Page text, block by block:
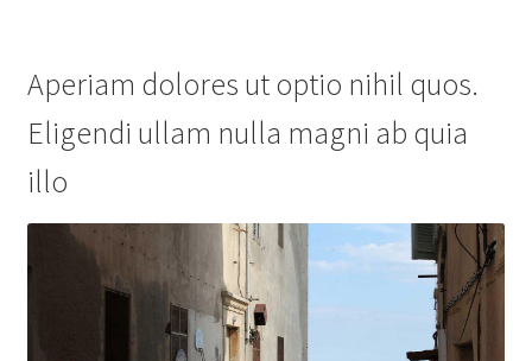
Aperiam dolores ut optio nihil quos.
Eligendi ullam nulla magni ab quia
illo